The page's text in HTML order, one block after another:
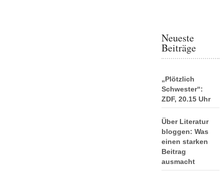
Neueste
Beiträge
„Plötzlich
Schwester“:
ZDF, 20.15 Uhr
Über Literatur
bloggen: Was
einen starken
Beitrag
ausmacht